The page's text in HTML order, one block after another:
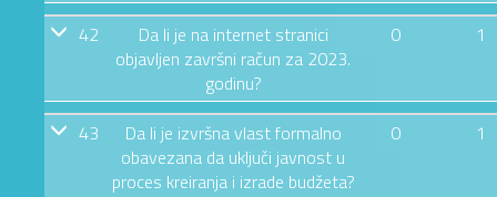
42
Da li je na internet stranici
objavljen završni račun za 2023.
godinu?
0 1
43
Da li je izvršna vlast formalno
obavezana da uključi javnost u
proces kreiranja i izrade budžeta?
0 1